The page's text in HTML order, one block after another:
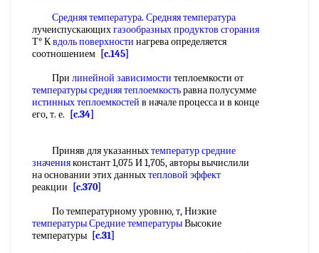
Средняя температура. Средняя температура
лучеиспускающихгазообразных продуктов сгорания
Т° Квдоль поверхности нагрева определяется
соотношением [c.145]
При линейной зависимости теплоемкости от
температуры средняя теплоемкостьравна полусумме
истинных теплоемкостей в начале процесса и в конце
его, т. е.
[c.34]
Приняв для указанныхтемператур средние
значенияконстант 1,075 И 1,705, авторы вычислили
на основании этих данныхтепловой эффект
реакции
[c.370]
По температурному уровню, т, Низкие
температуры Средние температурыВысокие
температуры [c.31]